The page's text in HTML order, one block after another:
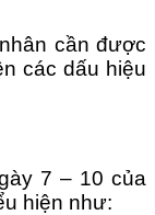
cần được
các dấu hiệu
7 – 10 của
hiện như: